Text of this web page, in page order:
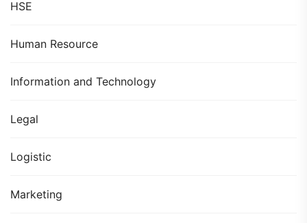
HSE
Human Resource
Information and Technology
Legal
Logistic
Marketing